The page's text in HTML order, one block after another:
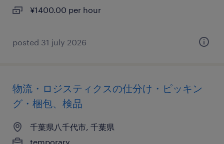
¥1400.00 per hour
posted 31 july 2026
物流・ロジスティクスの仕分け・ピッキン
グ・梱包、検品
千葉県八千代市, 千葉県
temporary